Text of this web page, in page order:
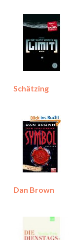
Schätzing
Dan Brown